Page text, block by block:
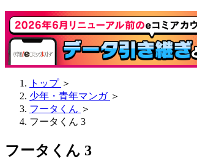
トップ ＞
少年・青年マンガ ＞
フータくん ＞
フータくん 3
フータくん 3